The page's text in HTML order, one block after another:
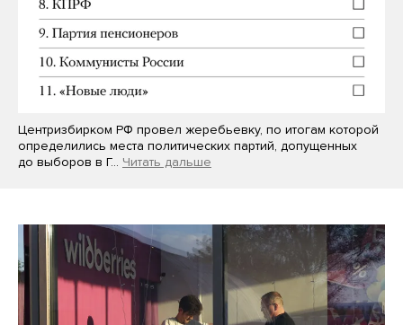
Центризбирком РФ провел жеребьевку, по итогам которой
определились места политических партий, допущенных
до выборов в Г… Читать дальше